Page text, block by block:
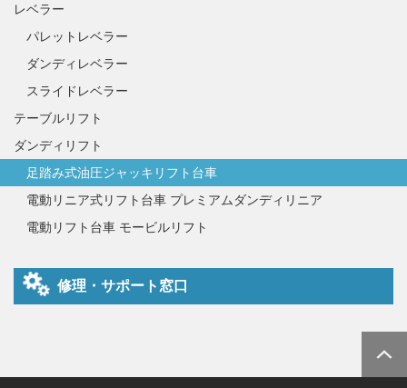
レベラー
パレットレベラー
ダンディレベラー
スライドレベラー
テーブルリフト
ダンディリフト
足踏み式油圧ジャッキリフト台車
電動リニア式リフト台車 プレミアムダンディリニア
電動リフト台車 モービルリフト
修理・サポート窓口